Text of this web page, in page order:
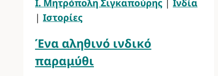
Ι. Μητρόπολη Σιγκαπούρης | Ινδία
| Ιστορίες
Ένα αληθινό ινδικό
παραμύθι